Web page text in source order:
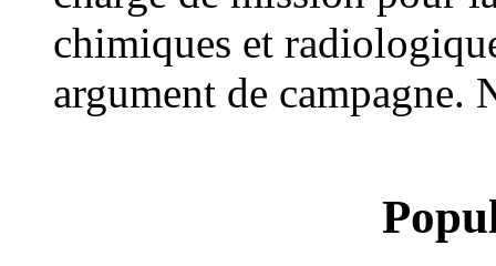
chimiques et
argument de campagne.